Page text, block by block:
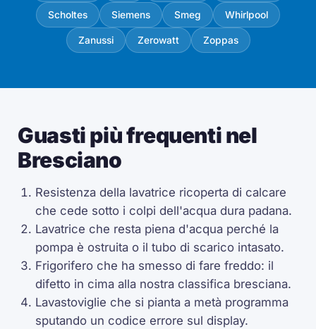
Scholtes Siemens Smeg Whirlpool
Zanussi Zerowatt Zoppas
Guasti più frequenti nel
Bresciano
Resistenza della lavatrice ricoperta di calcare
che cede sotto i colpi dell'acqua dura padana.
Lavatrice che resta piena d'acqua perché la
pompa è ostruita o il tubo di scarico intasato.
Frigorifero che ha smesso di fare freddo: il
difetto in cima alla nostra classifica bresciana.
Lavastoviglie che si pianta a metà programma
sputando un codice errore sul display.